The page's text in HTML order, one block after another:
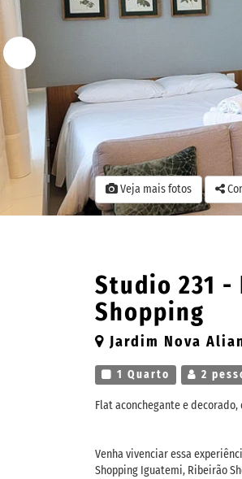
Veja mais fotos
Studio 231 -
Shopping
Jardim Nova
1 Quarto 2
Flat aconchegante e
Venha vivenciar essa
Shopping Iguatemi, Ribeirão